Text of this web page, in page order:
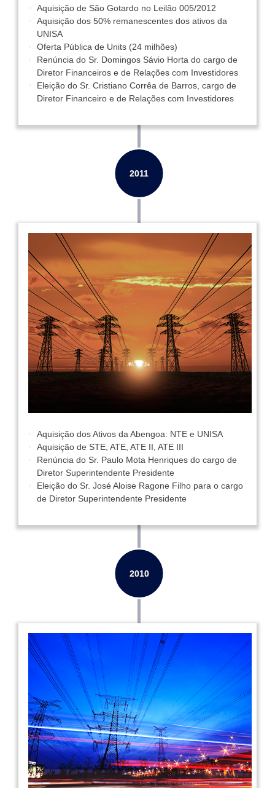
Aquisição de São Gotardo no Leilão 005/2012
Aquisição dos 50% remanescentes dos ativos da
UNISA
Oferta Pública de Units (24 milhões)
Renúncia do Sr. Domingos Sávio Horta do cargo de
Diretor Financeiros e de Relações com Investidores
Eleição do Sr. Cristiano Corrêa de Barros, cargo de
Diretor Financeiro e de Relações com Investidores
Aquisição dos Ativos da Abengoa: NTE e UNISA
Aquisição de STE, ATE, ATE II, ATE III
Renúncia do Sr. Paulo Mota Henriques do cargo de
Diretor Superintendente Presidente
Eleição do Sr. José Aloise Ragone Filho para o cargo
de Diretor Superintendente Presidente